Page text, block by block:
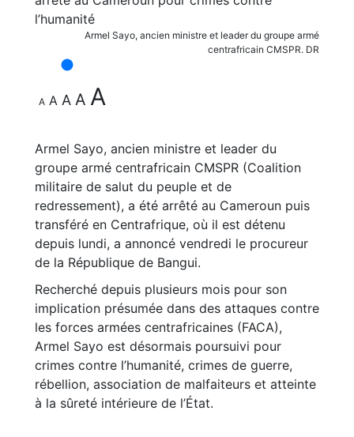
Armel Sayo, ancien ministre et leader du groupe armé
centrafricain CMSPR. DR
A A A A A
Armel Sayo, ancien ministre et leader du
groupe armé centrafricain CMSPR (Coalition
militaire de salut du peuple et de
redressement), a été arrêté au Cameroun puis
transféré en Centrafrique, où il est détenu
depuis lundi, a annoncé vendredi le procureur
de la République de Bangui.
Recherché depuis plusieurs mois pour son
implication présumée dans des attaques contre
les forces armées centrafricaines (FACA),
Armel Sayo est désormais poursuivi pour
crimes contre l’humanité, crimes de guerre,
rébellion, association de malfaiteurs et atteinte
à la sûreté intérieure de l’État.